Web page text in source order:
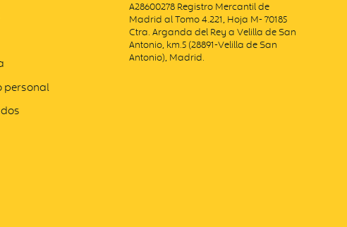
personal
A28600278 Registro Mercantil de
Madrid al Tomo 4.221, Hoja M- 70185
Ctra. Arganda del Rey a Velilla de San
Antonio, km.5 (28891-Velilla de San
Antonio), Madrid.